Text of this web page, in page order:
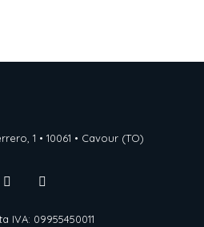
1 • 10061 • Cavour (TO)
IVA: 09955450011